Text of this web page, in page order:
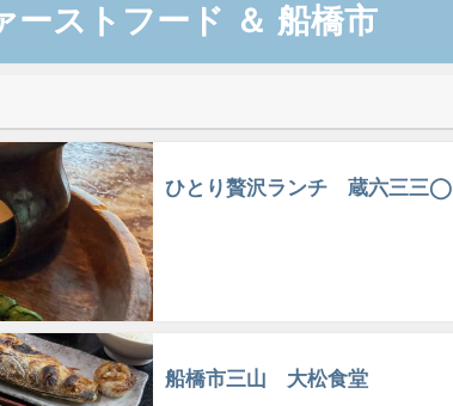
ーストフード ＆ 船橋市
ひとり贅沢ランチ 蔵六三三◯
船橋市三山 大松食堂